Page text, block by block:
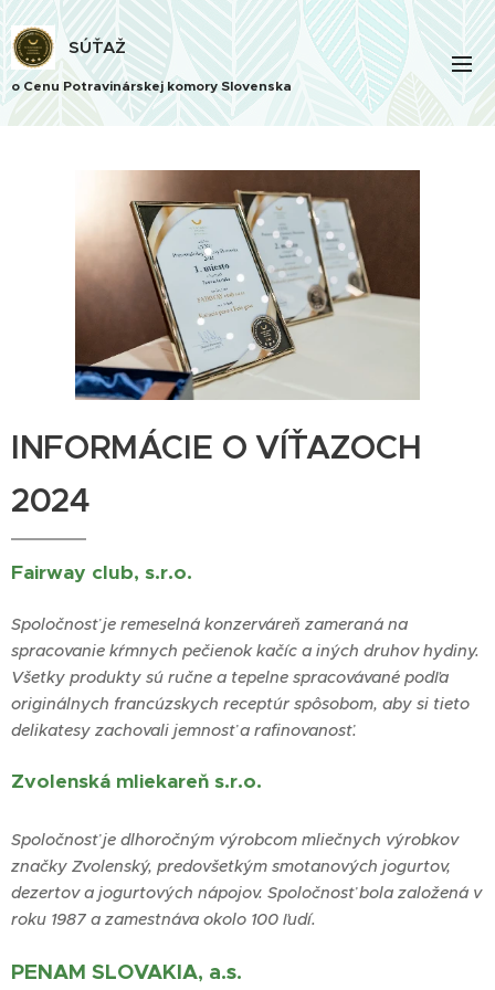
SÚŤAŽ
o Cenu Potravinárskej komory Slovenska
INFORMÁCIE O VÍŤAZOCH
2024
Fairway club, s.r.o.
Spoločnosť je remeselná konzerváreň zameraná na
spracovanie kŕmnych pečienok kačíc a iných druhov hydiny.
Všetky produkty sú ručne a tepelne spracovávané podľa
originálnych francúzskych receptúr spôsobom, aby si tieto
delikatesy zachovali jemnosť a rafinovanosť.
Zvolenská mliekareň s.r.o.
Spoločnosť je dlhoročným výrobcom mliečnych výrobkov
značky Zvolenský, predovšetkým smotanových jogurtov,
dezertov a jogurtových nápojov. Spoločnosť bola založená v
roku 1987 a zamestnáva okolo 100 ľudí.
PENAM SLOVAKIA, a.s.